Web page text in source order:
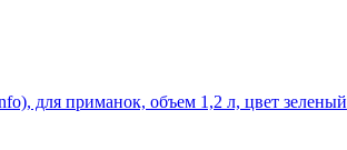
для приманок, объем 1,2 л, цвет зеленый